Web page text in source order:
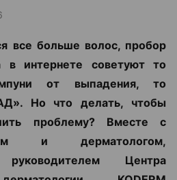
все больше волос, пробор
в интернете советуют то
от выпадения, то
Но что делать, чтобы
проблему? Вместе с
и дерматологом,
Центра